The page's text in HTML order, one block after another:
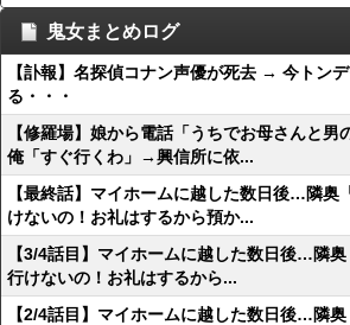
鬼女まとめログ
【訃報】名探偵コナン声優が死去 → 今トン
る・・・
【修羅場】娘から電話「うちでお母さんと男
俺「すぐ行くわ」→興信所に依...
【最終話】マイホームに越した数日後…隣奥
けないの！お礼はするから預か...
【3/4話目】マイホームに越した数日後…隣
行けないの！お礼はするから...
【2/4話目】マイホームに越した数日後…隣